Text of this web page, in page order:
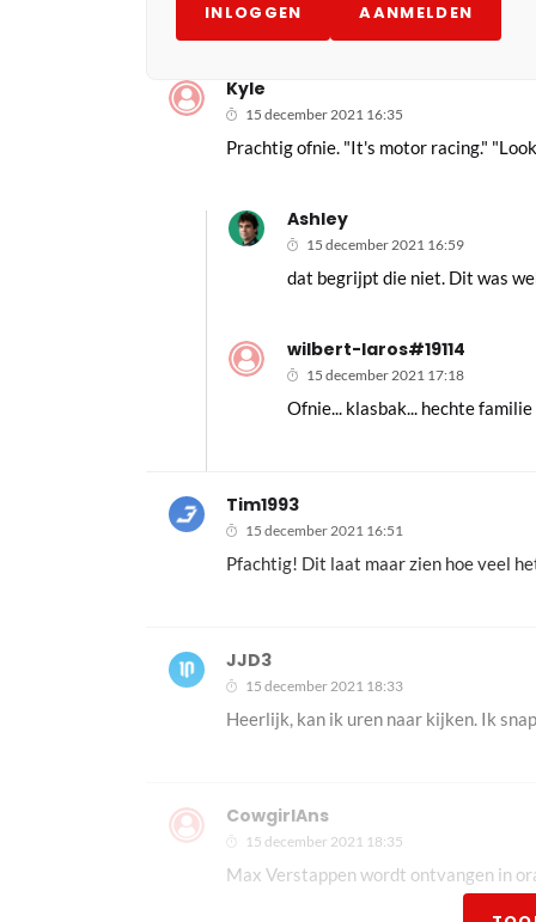
INLOGGEN AANMELDEN
Kyle
15 december 2021 16:35
Prachtig ofnie. "It's motor racing."
Ashley
15 december 2021 16:59
dat begrijpt die niet. Dit was
wilbert-laros#19114
15 december 2021 17:18
Ofnie... klasbak... hechte familie
Tim1993
15 december 2021 16:51
Pfachtig! Dit laat maar zien hoe veel
JJD3
15 december 2021 18:33
Heerlijk, kan ik uren naar kijken. Ik
CowgirlAns
15 december 2021 18:35
Max Verstappen wordt ontvangen in